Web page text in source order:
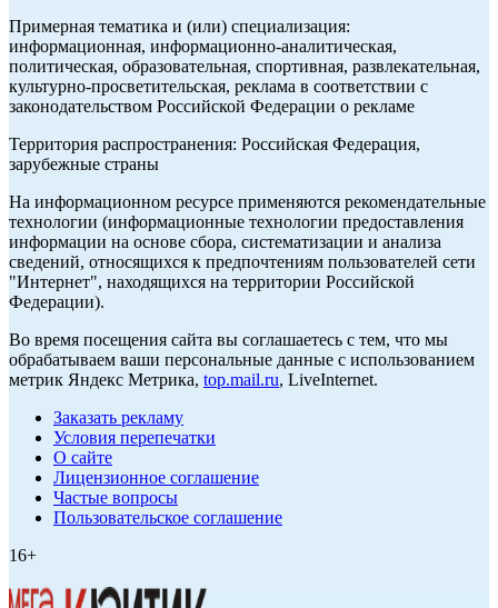
Примерная тематика и (или) специализация:
информационная, информационно-аналитическая,
политическая, образовательная, спортивная, развлекательная,
культурно-просветительская, реклама в соответствии с
законодательством Российской Федерации о рекламе
Территория распространения: Российская Федерация,
зарубежные страны
На информационном ресурсе применяются рекомендательные
технологии (информационные технологии предоставления
информации на основе сбора, систематизации и анализа
сведений, относящихся к предпочтениям пользователей сети
"Интернет", находящихся на территории Российской
Федерации).
Во время посещения сайта вы соглашаетесь с тем, что мы
обрабатываем ваши персональные данные с использованием
метрик Яндекс Метрика, top.mail.ru, LiveInternet.
Заказать рекламу
Условия перепечатки
О сайте
Лицензионное соглашение
Частые вопросы
Пользовательское соглашение
16+